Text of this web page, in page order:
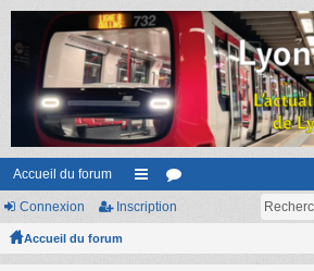
Accueil du forum
ac or
Connexion Inscription
Accueil du forum